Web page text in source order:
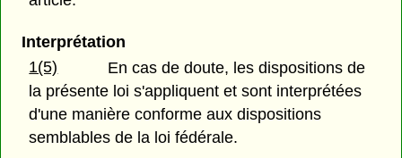
Interprétation
1(5)
En cas de doute, les dispositions de
la présente loi s'appliquent et sont interprétées
d'une manière conforme aux dispositions
semblables de la loi fédérale.